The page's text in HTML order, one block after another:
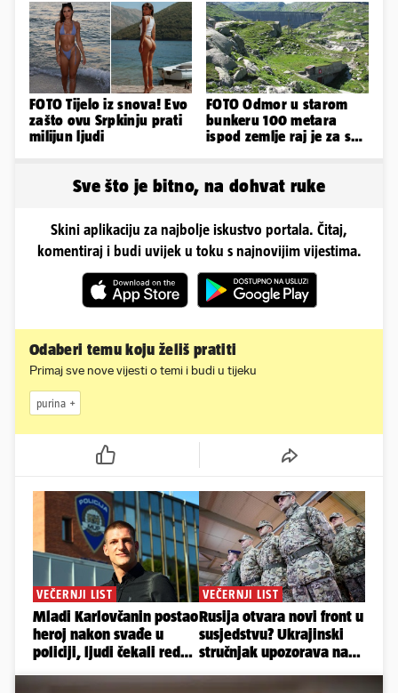
plićaka
FOTO Tijelo iz snova! Evo
zašto ovu Srpkinju prati
milijun ljudi
FOTO Odmor u starom
bunkeru 100 metara
ispod zemlje raj je za sva
Sve što je bitno, na dohvat ruke
Skini aplikaciju za najbolje iskustvo portala. Čitaj,
komentiraj i budi uvijek u toku s najnovijim vijestima.
Odaberi temu koju želiš pratiti
Primaj sve nove vijesti o temi i budi u tijeku
purina